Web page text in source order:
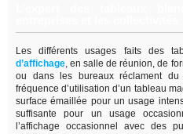
Les différents usages faits des
d’affichage, en salle de réunion, de
ou dans les bureaux réclament
fréquence d’utilisation d’un tableau
surface émaillée pour un usage
suffisante pour un usage
l’affichage occasionnel avec des